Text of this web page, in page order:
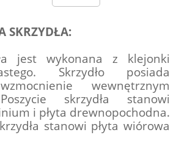
SKRZYDŁA:
jest wykonana z klejonki
Skrzydło posiada
wewnętrznym
skrzydła stanowi
i płyta drewnopochodna.
stanowi płyta wiórowa